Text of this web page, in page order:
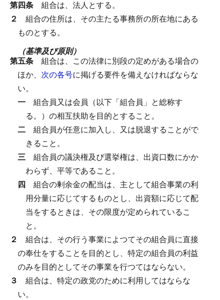
第四条 組合は、法人とする。
２ 組合の住所は、その主たる事務所の所在地にある
ものとする。
（基準及び原則）
第五条 組合は、この法律に別段の定めがある場合の
ほか、 次の各号に掲げる要件を備えなければならな
い。
一 組合員又は会員（以下「組合員」と総称す
る。）の相互扶助を目的とすること。
二 組合員が任意に加入し、又は脱退することがで
きること。
三 組合員の議決権及び選挙権は、出資口数にかか
わらず、平等であること。
四 組合の剰余金の配当は、主として組合事業の利
用分量に応じてするものとし、出資額に応じて配
当をするときは、その限度が定められているこ
と。
２ 組合は、その行う事業によつてその組合員に直接
の奉仕をすることを目的とし、特定の組合員の利益
のみを目的としてその事業を行つてはならない。
３ 組合は、特定の政党のために利用してはならな
い。